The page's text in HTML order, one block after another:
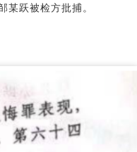
跃被检方批捕。